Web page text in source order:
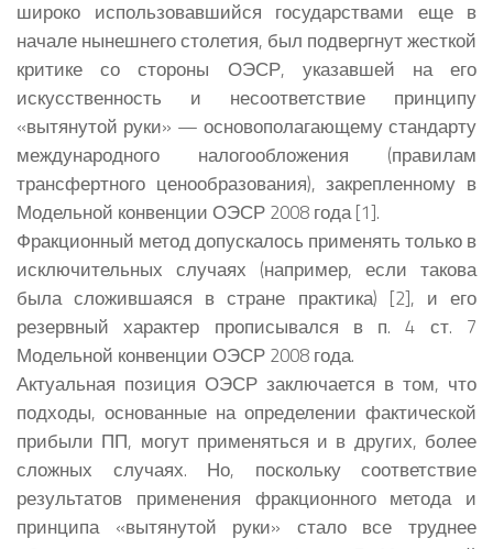
широко использовавшийся государствами еще в
начале нынешнего столетия, был подвергнут жесткой
критике со стороны ОЭСР, указавшей на его
искусственность и несоответствие принципу
«вытянутой руки» — основополагающему стандарту
международного налогообложения (правилам
трансфертного ценообразования), закрепленному в
Модельной конвенции ОЭСР 2008 года [1].
Фракционный метод допускалось применять только в
исключительных случаях (например, если такова
была сложившаяся в стране практика) [2], и его
резервный характер прописывался в п. 4 ст. 7
Модельной конвенции ОЭСР 2008 года.
Актуальная позиция ОЭСР заключается в том, что
подходы, основанные на определении фактической
прибыли ПП, могут применяться и в других, более
сложных случаях. Но, поскольку соответствие
результатов применения фракционного метода и
принципа «вытянутой руки» стало все труднее